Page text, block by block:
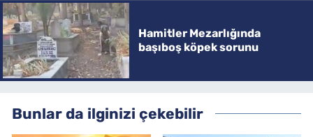
Hamitler Mezarlığında
başıboş köpek sorunu
Bunlar da ilginizi çekebilir